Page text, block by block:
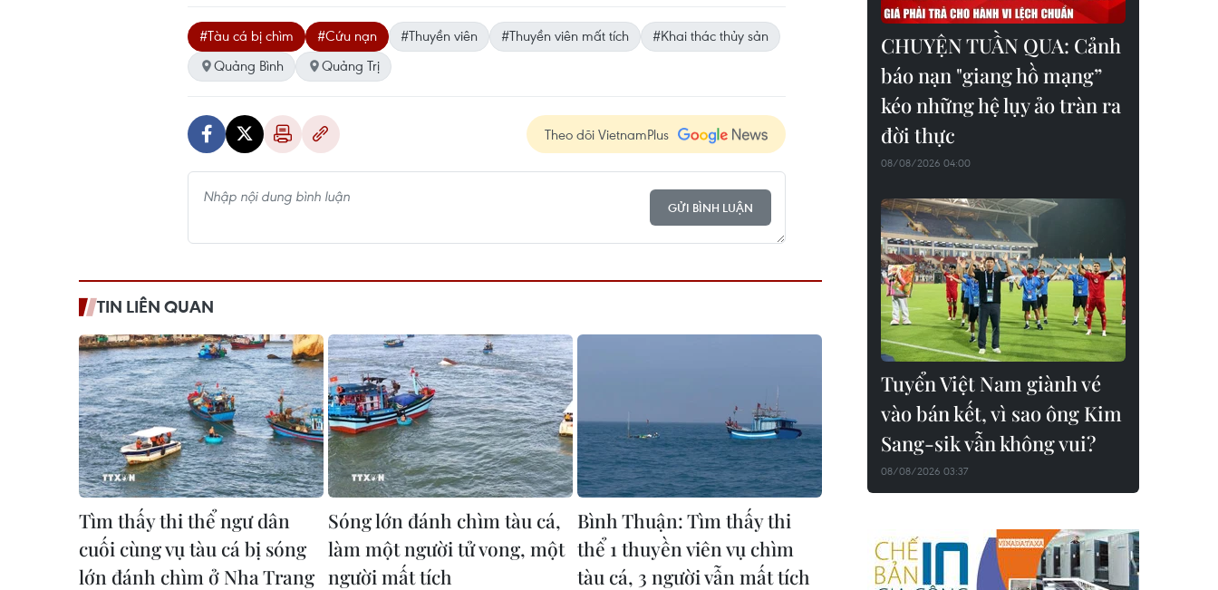
#Tàu cá bị chìm #Cứu nạn #Thuyền viên #Thuyền viên mất tích
#Khai thác thủy sản
Quảng Bình
Quảng Trị
Theo dõi VietnamPlus
GỬI BÌNH LUẬN
TIN LIÊN QUAN
Tìm thấy thi thể ngư dân
cuối cùng vụ tàu cá bị sóng
lớn đánh chìm ở Nha Trang
Sóng lớn đánh chìm tàu cá,
làm một người tử vong, một
người mất tích
Bình Thuận: Tìm thấy thi
thể 1 thuyền viên vụ chìm
tàu cá, 3 người vẫn mất tích
CHUYỆN TUẦN QUA: Cảnh
báo nạn "giang hồ mạng”
kéo những hệ lụy ảo tràn ra
đời thực
08/08/2026 04:00
Tuyển Việt Nam giành vé
vào bán kết, vì sao ông Kim
Sang-sik vẫn không vui?
08/08/2026 03:37